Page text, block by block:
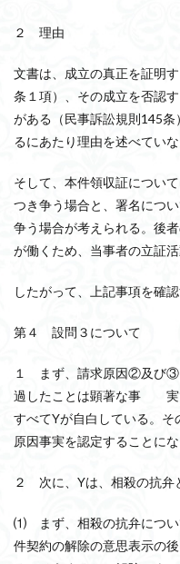
２ 理由
文書は、成立の真正を証明
条１項）、その成立を否認
がある（民事訴訟規則145
るにあたり理由を述べていな
そして、本件領収証につい
つき争う場合と、署名につ
争う場合が考えられる。後
が働くため、当事者の立証
したがって、上記事項を確認
第４ 設問３について
１ まず、請求原因②及び③
過したことは顕著な事 実
すべてYが自白している
原因事実を認定することに
２ 次に、Yは、相殺の抗弁
⑴ まず、相殺の抗弁につい
件契約の解除の意思表示の